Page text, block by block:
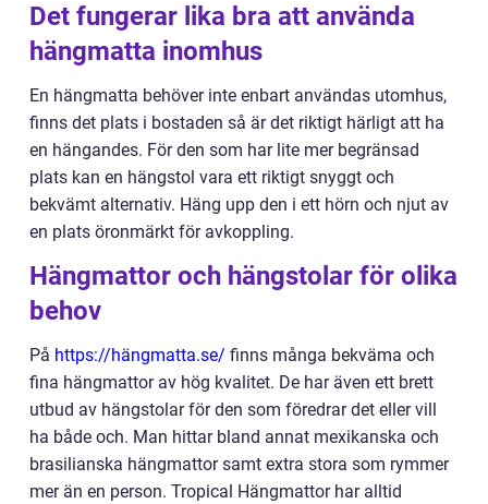
Det fungerar lika bra att använda
hängmatta inomhus
En hängmatta behöver inte enbart användas utomhus,
finns det plats i bostaden så är det riktigt härligt att ha
en hängandes. För den som har lite mer begränsad
plats kan en hängstol vara ett riktigt snyggt och
bekvämt alternativ. Häng upp den i ett hörn och njut av
en plats öronmärkt för avkoppling.
Hängmattor och hängstolar för olika
behov
På https://hängmatta.se/ finns många bekväma och
fina hängmattor av hög kvalitet. De har även ett brett
utbud av hängstolar för den som föredrar det eller vill
ha både och. Man hittar bland annat mexikanska och
brasilianska hängmattor samt extra stora som rymmer
mer än en person. Tropical Hängmattor har alltid